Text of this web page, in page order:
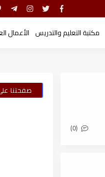
مكتبة التعليم والتدريس الأعمال
(0)
صفحتنا